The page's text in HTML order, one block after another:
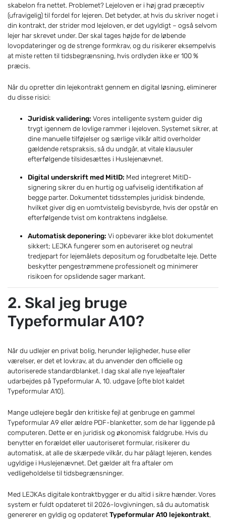
skabelon fra nettet. Problemet? Lejeloven er i høj grad præceptiv
(ufravigelig) til fordel for lejeren. Det betyder, at hvis du skriver noget i
din kontrakt, der strider mod lejeloven, er det ugyldigt – også selvom
lejer har skrevet under. Der skal tages højde for de løbende
lovopdateringer og de strenge formkrav, og du risikerer eksempelvis
at miste retten til tidsbegrænsning, hvis ordlyden ikke er 100 %
præcis.
Når du opretter din lejekontrakt gennem en digital løsning, eliminerer
du disse risici:
Juridisk validering: Vores intelligente system guider dig
trygt igennem de lovlige rammer i lejeloven. Systemet sikrer, at
dine manuelle tilføjelser og særlige vilkår altid overholder
gældende retspraksis, så du undgår, at vitale klausuler
efterfølgende tilsidesættes i Huslejenævnet.
Digital underskrift med MitID: Med integreret MitID-
signering sikrer du en hurtig og uafviselig identifikation af
begge parter. Dokumentet tidsstemples juridisk bindende,
hvilket giver dig en uomtvistelig bevisbyrde, hvis der opstår en
efterfølgende tvist om kontraktens indgåelse.
Automatisk deponering: Vi opbevarer ikke blot dokumentet
sikkert; LEJKA fungerer som en autoriseret og neutral
tredjepart for lejemålets depositum og forudbetalte leje. Dette
beskytter pengestrømmene professionelt og minimerer
risikoen for opslidende sager markant.
2. Skal jeg bruge
Typeformular A10?
Når du udlejer en privat bolig, herunder lejligheder, huse eller
værelser, er det et lovkrav, at du anvender den officielle og
autoriserede standardblanket. I dag skal alle nye lejeaftaler
udarbejdes på Typeformular A, 10. udgave (ofte blot kaldet
Typeformular A10).
Mange udlejere begår den kritiske fejl at genbruge en gammel
Typeformular A9 eller ældre PDF-blanketter, som de har liggende på
computeren. Dette er en juridisk og økonomisk faldgrube. Hvis du
benytter en forældet eller uautoriseret formular, risikerer du
automatisk, at alle de skærpede vilkår, du har pålagt lejeren, kendes
ugyldige i Huslejenævnet. Det gælder alt fra aftaler om
vedligeholdelse til tidsbegrænsninger.
Med LEJKAs digitale kontraktbygger er du altid i sikre hænder. Vores
system er fuldt opdateret til 2026-lovgivningen, så du automatisk
genererer en gyldig og opdateretTypeformular A10 lejekontrakt,